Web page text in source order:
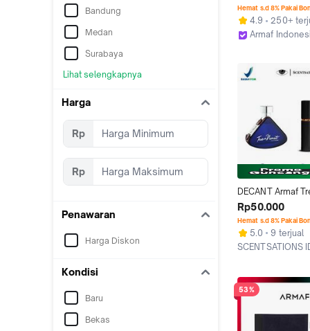
Bandung
Medan
Surabaya
Lihat selengkapnya
Harga
Rp
Rp
Penawaran
Harga Diskon
Kondisi
Baru
Bekas
Hemat s.d 8% Pakai
4.9
250+
Armaf
DECANT Armaf
Pour Homme 1ml
5ml 10ml Original
Rp50.000
Hemat s.d 8% Pakai
5.0
9 terjual
SCENTSATIONS
53%